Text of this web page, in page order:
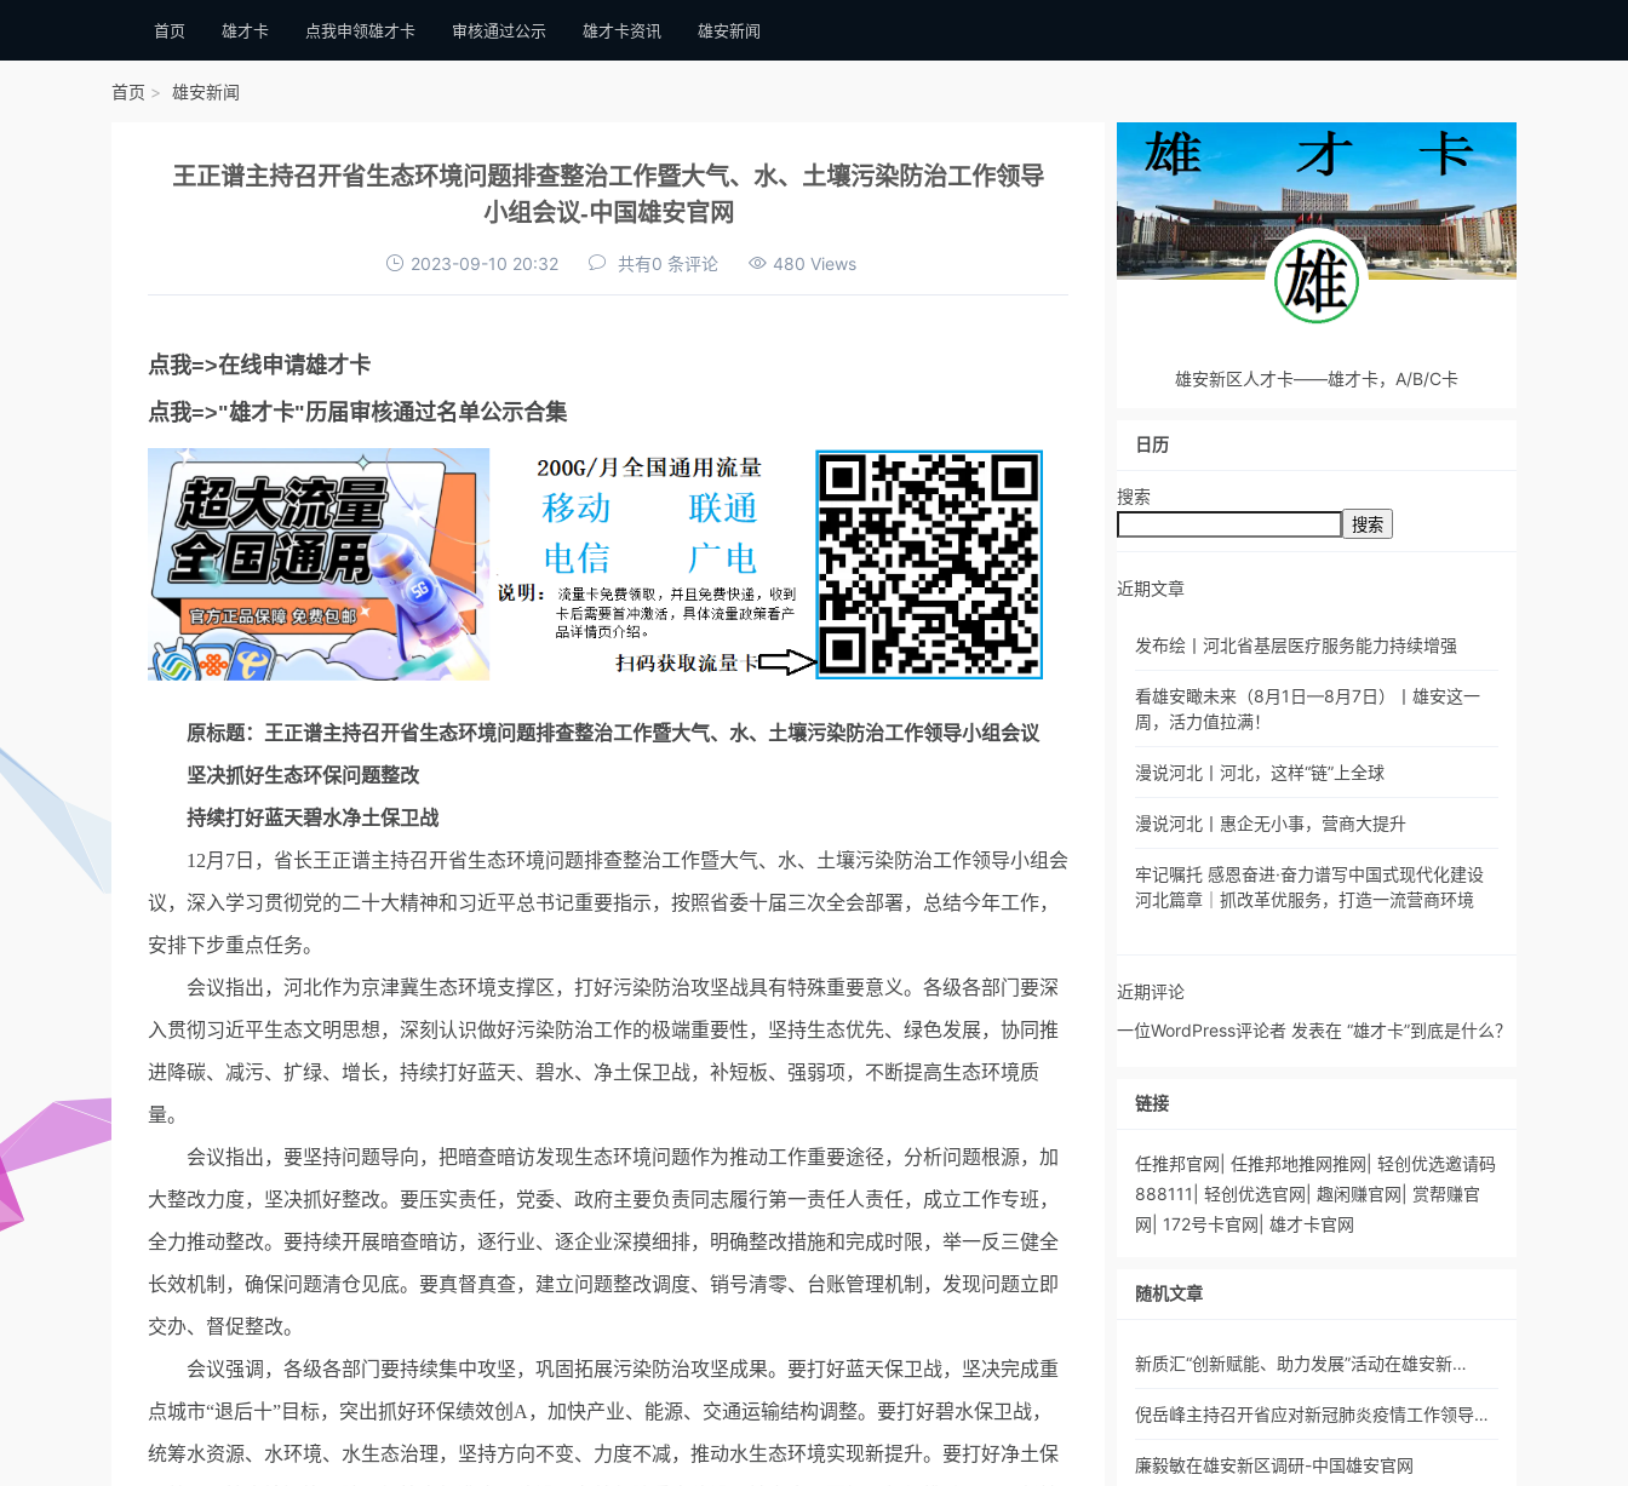
首页 雄才卡 点我申领雄才卡 审核通过公示 雄才卡资讯 雄安新闻
首页 雄安新闻
王正谱主持召开省生态环境问题排查整治工作暨大气、水、土壤污染防治工作领导
小组会议-中国雄安官网
2023-09-10 20:32 共有0 条评论 480 Views
点我=>在线申请雄才卡
点我=>"雄才卡"历届审核通过名单公示合集
原标题：王正谱主持召开省生态环境问题排查整治工作暨大气、水、土壤污染防治工作领导小组会议
坚决抓好生态环保问题整改
持续打好蓝天碧水净土保卫战
12月7日，省长王正谱主持召开省生态环境问题排查整治工作暨大气、水、土壤污染防治工作领导小组会
议，深入学习贯彻党的二十大精神和习近平总书记重要指示，按照省委十届三次全会部署，总结今年工作，
安排下步重点任务。
会议指出，河北作为京津冀生态环境支撑区，打好污染防治攻坚战具有特殊重要意义。各级各部门要深
入贯彻习近平生态文明思想，深刻认识做好污染防治工作的极端重要性，坚持生态优先、绿色发展，协同推
进降碳、减污、扩绿、增长，持续打好蓝天、碧水、净土保卫战，补短板、强弱项，不断提高生态环境质
量。
会议指出，要坚持问题导向，把暗查暗访发现生态环境问题作为推动工作重要途径，分析问题根源，加
大整改力度，坚决抓好整改。要压实责任，党委、政府主要负责同志履行第一责任人责任，成立工作专班，
全力推动整改。要持续开展暗查暗访，逐行业、逐企业深摸细排，明确整改措施和完成时限，举一反三健全
长效机制，确保问题清仓见底。要真督真查，建立问题整改调度、销号清零、台账管理机制，发现问题立即
交办、督促整改。
会议强调，各级各部门要持续集中攻坚，巩固拓展污染防治攻坚成果。要打好蓝天保卫战，坚决完成重
点城市“退后十”目标，突出抓好环保绩效创A，加快产业、能源、交通运输结构调整。要打好碧水保卫战，
统筹水资源、水环境、水生态治理，坚持方向不变、力度不减，推动水生态环境实现新提升。要打好净土保
雄安新区人才卡——雄才卡，A/B/C卡
日历
搜索
搜索
近期文章
发布绘丨河北省基层医疗服务能力持续增强
看雄安瞰未来（8月1日—8月7日）丨雄安这一
周，活力值拉满！
漫说河北丨河北，这样“链”上全球
漫说河北丨惠企无小事，营商大提升
牢记嘱托 感恩奋进·奋力谱写中国式现代化建设
河北篇章｜抓改革优服务，打造一流营商环境
近期评论
一位WordPress评论者 发表在 “雄才卡”到底是什么？
链接
任推邦官网 任推邦地推网推网 轻创优选邀请码
888111
轻创优选官网 趣闲赚官网
赏帮赚官
网
172号卡官网 雄才卡官网
随机文章
新质汇“创新赋能、助力发展”活动在雄安新…
倪岳峰主持召开省应对新冠肺炎疫情工作领导…
廉毅敏在雄安新区调研-中国雄安官网